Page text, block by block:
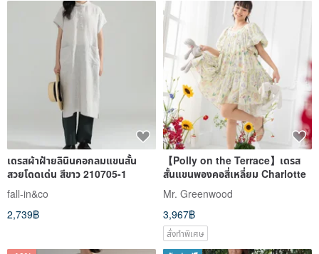
เดรสผ้าฝ้ายลินินคอกลมแขนสั้น
สวยโดดเด่น สีขาว 210705-1
fall-in&co
2,739฿
【Polly on the Terrace】เดรส
สั้นแขนพองคอสี่เหลี่ยม Charlotte
Mr. Greenwood
3,967฿
สั่งทำพิเศษ